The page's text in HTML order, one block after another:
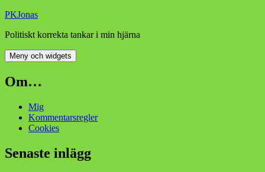
Hoppa
innehåll
PKJonas
Politiskt korrekta tankar i min hjärna
Meny och widgets
Om…
Mig
Kommentarsregler
Cookies
Senaste inlägg